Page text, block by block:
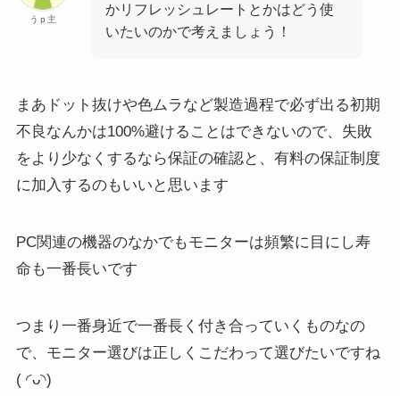
うｐ主
かリフレッシュレートとかはどう使
いたいのかで考えましょう！
まあドット抜けや色ムラなど製造過程で必ず出る初期
不良なんかは100%避けることはできないので、失敗
をより少なくするなら保証の確認と、有料の保証制度
に加入するのもいいと思います
PC関連の機器のなかでもモニターは頻繁に目にし寿
命も一番長いです
つまり一番身近で一番長く付き合っていくものなの
で、モニター選びは正しくこだわって選びたいですね
( ◜ᴗ◝)